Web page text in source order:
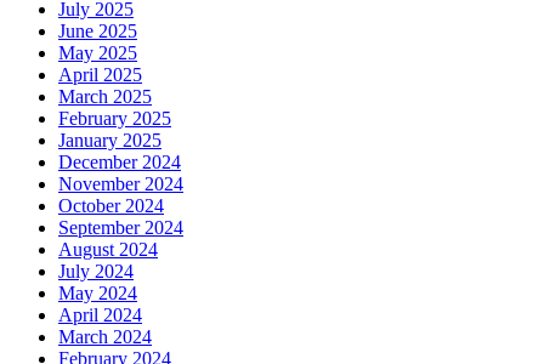
July 2025
June 2025
May 2025
April 2025
March 2025
February 2025
January 2025
December 2024
November 2024
October 2024
September 2024
August 2024
July 2024
May 2024
April 2024
March 2024
February 2024